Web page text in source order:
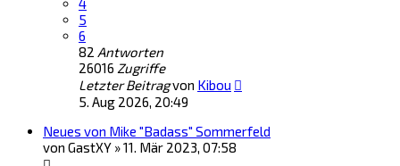
4
5
6
82 Antworten
26016 Zugriffe
Letzter Beitragvon Kibou
5. Aug 2026, 20:49
Neues von Mike "Badass" Sommerfeld
von GastXY »11. Mär 2023, 07:58